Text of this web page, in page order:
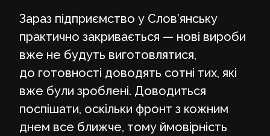
Зараз підприємство у Слов’янську
практично закривається — нові вироби
вже не будуть виготовлятися,
до готовності доводять сотні тих, які
вже були зроблені. Доводиться
поспішати, оскільки фронт з кожним
днем все ближче, тому ймовірність